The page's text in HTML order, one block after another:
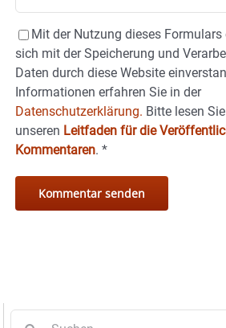
Mit der Nutzung dieses Formulars
sich mit der Speicherung und
Daten durch diese Website
Informationen erfahren Sie in der
Datenschutzerklärung. Bitte lesen
unseren Leitfaden für die
Kommentaren. *